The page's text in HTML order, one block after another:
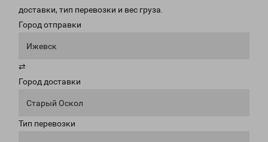
доставки, тип перевозки и вес груза.
Город отправки
Ижевск
⇄
Город доставки
Старый Оскол
Тип перевозки